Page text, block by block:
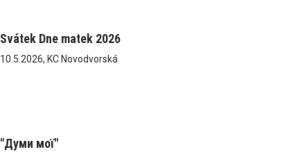
Svátek Dne matek 2026
10.5.2026, KC Novodvorská
"Думи мої"